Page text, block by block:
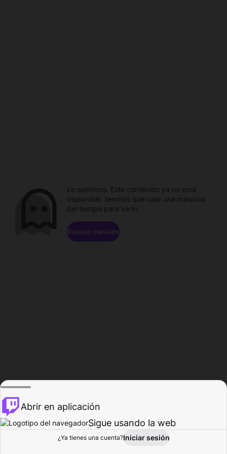
Explorar Actividad
Lo sentimos. Este contenido ya no está
disponible, tendrás que usar una máquina
del tiempo para verlo.
Buscar canales
Abrir en aplicación
Sigue usando la web
¿Ya tienes una cuenta?Iniciar sesión